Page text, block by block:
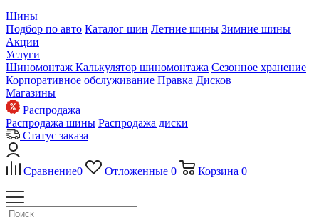
Шины
Подбор по авто Каталог шин Летние шины Зимние шины
Акции
Услуги
Шиномонтаж Калькулятор шиномонтажа Сезонное хранение
Корпоративное обслуживание Правка Дисков
Магазины
Распродажа
Распродажа шины Распродажа диски
Статус заказа
Сравнение0 Отложенные 0 Корзина 0